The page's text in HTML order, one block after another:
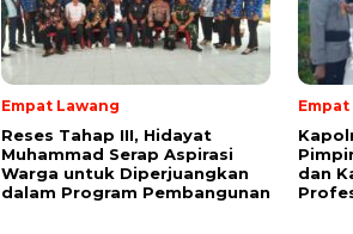
Empat Lawang
Reses Tahap III, Hidayat
Muhammad Serap Aspirasi
Warga untuk Diperjuangkan
dalam Program Pembangunan
dan